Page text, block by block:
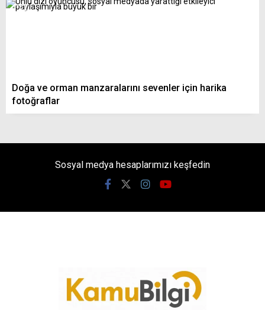
Doğa ve orman manzaralarını sevenler için harika
fotoğraflar
Sosyal medya hesaplarımızı keşfedin